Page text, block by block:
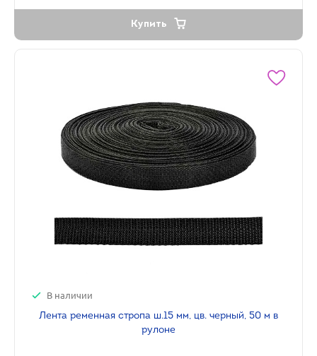
Купить
В наличии
Лента ременная стропа ш.15 мм, цв. черный, 50 м в
рулоне